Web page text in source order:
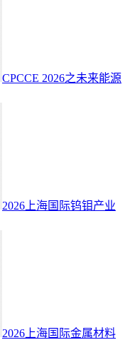
CPCCE 2026之未来能源
2026上海国际钨钼产业
2026上海国际金属材料